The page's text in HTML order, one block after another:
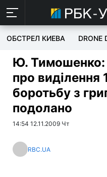
ОБСТРЕЛ КИЕВА DRONE
Ю. Тимошенко:
про виділення
боротьбу з
подолано
14:54 12.11.2009 Чт
RBC.UA